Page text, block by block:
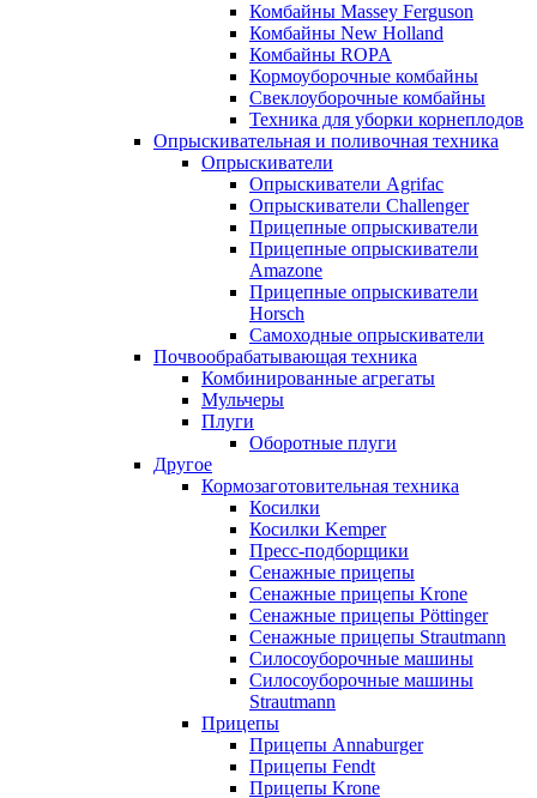
Комбайны Massey Ferguson
Комбайны New Holland
Комбайны ROPA
Кормоуборочные комбайны
Свеклоуборочные комбайны
Техника для уборки корнеплодов
Опрыскивательная и поливочная техника
Опрыскиватели
Опрыскиватели Agrifac
Опрыскиватели Challenger
Прицепные опрыскиватели
Прицепные опрыскиватели
Amazone
Прицепные опрыскиватели
Horsch
Самоходные опрыскиватели
Почвообрабатывающая техника
Комбинированные агрегаты
Мульчеры
Плуги
Оборотные плуги
Другое
Кормозаготовительная техника
Косилки
Косилки Kemper
Пресс-подборщики
Сенажные прицепы
Сенажные прицепы Krone
Сенажные прицепы Pöttinger
Сенажные прицепы Strautmann
Силосоуборочные машины
Силосоуборочные машины
Strautmann
Прицепы
Прицепы Annaburger
Прицепы Fendt
Прицепы Krone